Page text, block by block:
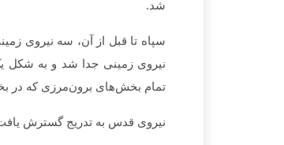
شد.
سپاه تا قبل از آن، سه نیروی
نیروی زمینی جدا شد و به شکل
تمام بخش­‌های برون­‌مرزی که در
نیروی قدس به تدریج گسترش